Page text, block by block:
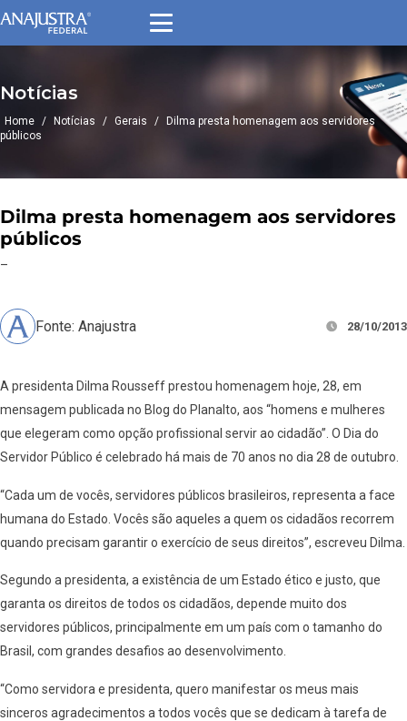
Notícias
Home / Notícias / Gerais /
Dilma presta homenagem aos servidores
públicos
Dilma presta homenagem aos servidores
públicos
–
Fonte: Anajustra 28/10/2013
A presidenta Dilma Rousseff prestou homenagem hoje, 28, em
mensagem publicada no Blog do Planalto, aos “homens e mulheres
que elegeram como opção profissional servir ao cidadão”. O Dia do
Servidor Público é celebrado há mais de 70 anos no dia 28 de outubro.
“Cada um de vocês, servidores públicos brasileiros, representa a face
humana do Estado. Vocês são aqueles a quem os cidadãos recorrem
quando precisam garantir o exercício de seus direitos”, escreveu Dilma.
Segundo a presidenta, a existência de um Estado ético e justo, que
garanta os direitos de todos os cidadãos, depende muito dos
servidores públicos, principalmente em um país com o tamanho do
Brasil, com grandes desafios ao desenvolvimento.
“Como servidora e presidenta, quero manifestar os meus mais
sinceros agradecimentos a todos vocês que se dedicam à tarefa de